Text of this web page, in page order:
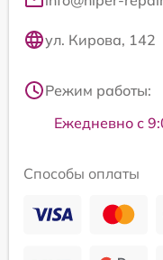
ул. Кирова, 142
Режим работы:
Ежедневно с
Способы оплаты